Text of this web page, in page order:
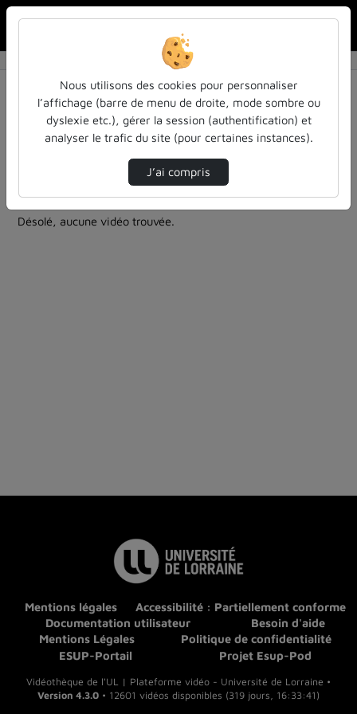
Résultats de la recherche
Filtres actifs (cliquer pour en retirer) :
culture-sciences-et-societe
bibliotheques-universitaires
autre teasers
0 vidéo trouvée
Désolé, aucune vidéo trouvée.
Mentions légales
Accessibilité : Partiellement conforme
Documentation utilisateur
Besoin d'aide
Mentions Légales
Politique de confidentialité
ESUP-Portail
Projet Esup-Pod
Vidéothèque de l'UL | Plateforme vidéo - Université de Lorraine •
Version 4.3.0 • 12601 vidéos disponibles (319 jours, 16:33:41)
Nous utilisons des cookies pour personnaliser
l’affichage (barre de menu de droite, mode sombre ou
dyslexie etc.), gérer la session (authentification) et
analyser le trafic du site (pour certaines instances).
J’ai compris